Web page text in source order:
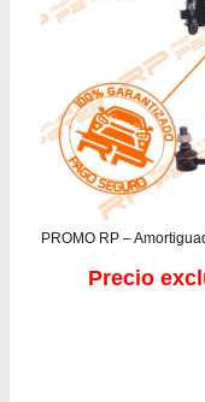
Precio